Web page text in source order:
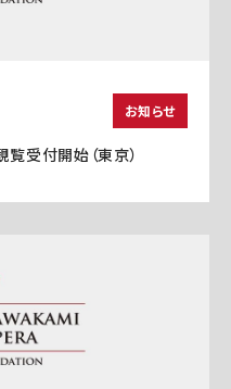
お知らせ
覧受付開始（東京）